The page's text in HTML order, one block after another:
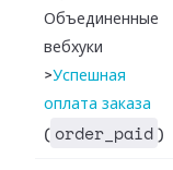
Объединенные
вебхуки
>Успешная
оплата заказа
( order_paid )